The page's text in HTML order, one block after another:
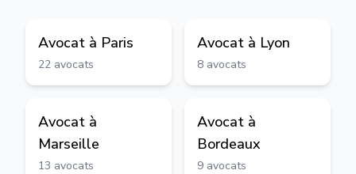
Avocat à Paris
22 avocats
Avocat à Lyon
8 avocats
Avocat à
Marseille
13 avocats
Avocat à
Bordeaux
9 avocats